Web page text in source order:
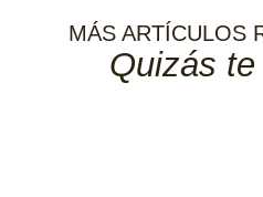
MÁS ARTÍCULOS
Quizás